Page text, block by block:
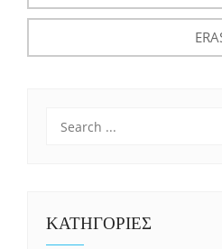
ΚΑΤΗΓΟΡΙΕΣ